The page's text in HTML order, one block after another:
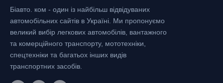
Біавто. ком - один із найбільш відвідуваних
автомобільних сайтів в Україні. Ми пропонуємо
великий вибір легкових автомобілів, вантажного
та комерційного транспорту, мототехніки,
спецтехніки та багатьох інших видів
транспортних засобів.